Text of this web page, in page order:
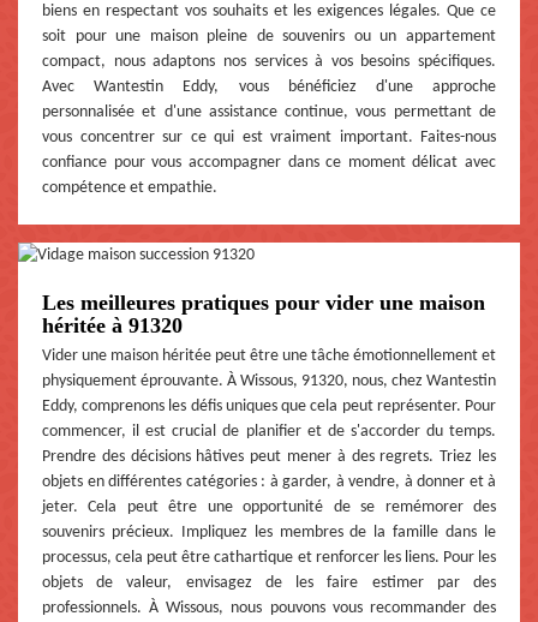
biens en respectant vos souhaits et les exigences légales. Que ce
soit pour une maison pleine de souvenirs ou un appartement
compact, nous adaptons nos services à vos besoins spécifiques.
Avec Wantestin Eddy, vous bénéficiez d'une approche
personnalisée et d'une assistance continue, vous permettant de
vous concentrer sur ce qui est vraiment important. Faites-nous
confiance pour vous accompagner dans ce moment délicat avec
compétence et empathie.
Les meilleures pratiques pour vider une maison
héritée à 91320
Vider une maison héritée peut être une tâche émotionnellement et
physiquement éprouvante. À Wissous, 91320, nous, chez Wantestin
Eddy, comprenons les défis uniques que cela peut représenter. Pour
commencer, il est crucial de planifier et de s'accorder du temps.
Prendre des décisions hâtives peut mener à des regrets. Triez les
objets en différentes catégories : à garder, à vendre, à donner et à
jeter. Cela peut être une opportunité de se remémorer des
souvenirs précieux. Impliquez les membres de la famille dans le
processus, cela peut être cathartique et renforcer les liens. Pour les
objets de valeur, envisagez de les faire estimer par des
professionnels. À Wissous, nous pouvons vous recommander des